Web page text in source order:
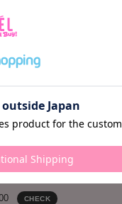
スを翻して
こうかな
役。胸元に咲くような可
それだけで終わらないの
CHECK